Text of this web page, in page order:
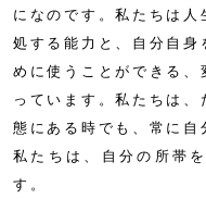
になのです。私たちは
処する能力と、自分自身
めに使うことができる、
っています。私たちは
態にある時でも、常に自
私たちは、自分の所帯
す。